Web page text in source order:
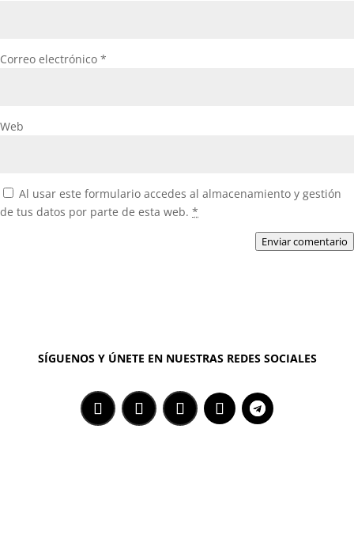
Correo electrónico *
Web
Al usar este formulario accedes al almacenamiento y gestión
de tus datos por parte de esta web. *
Enviar comentario
SÍGUENOS Y ÚNETE EN NUESTRAS REDES SOCIALES